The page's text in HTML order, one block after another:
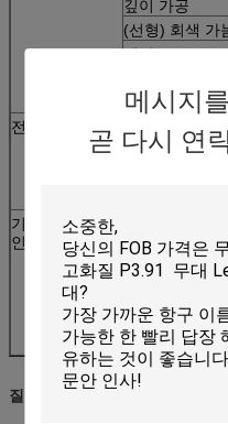
메시지
곧 다시 연
깊이 가공
(선형) 회색 가
색깔
검사 형태
전력 공급
최대 전력 소비
전력 소비 (평균)
기계적인 디자
인
IC
증명서
ngress 보호
가용표준
질은 기업의 넋입니다; 입니다